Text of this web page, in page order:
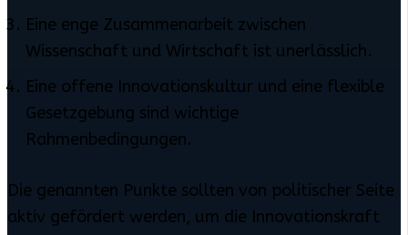
Eine enge Zusammenarbeit zwischen
Wissenschaft und Wirtschaft ist unerlässlich.
Eine offene Innovationskultur und eine flexible
Gesetzgebung sind wichtige
Rahmenbedingungen.
Die genannten Punkte sollten von politischer Seite
aktiv gefördert werden, um die Innovationskraft